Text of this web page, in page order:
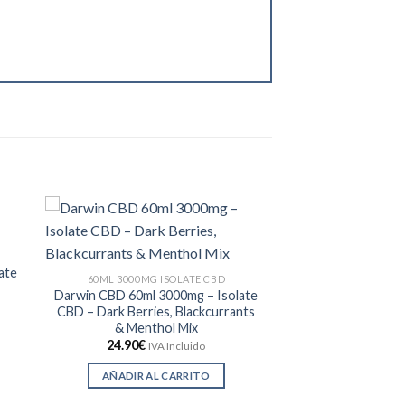
60ML 3000MG ISOLATE CBD
Darwin CBD 60ml 3000mg – Isolate
CBD – Dark Berries, Blackcurrants
& Menthol Mix
24.90€ IVA Incluido
AÑADIR AL CARRITO